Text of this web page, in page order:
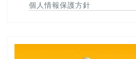
個人情報保護方針